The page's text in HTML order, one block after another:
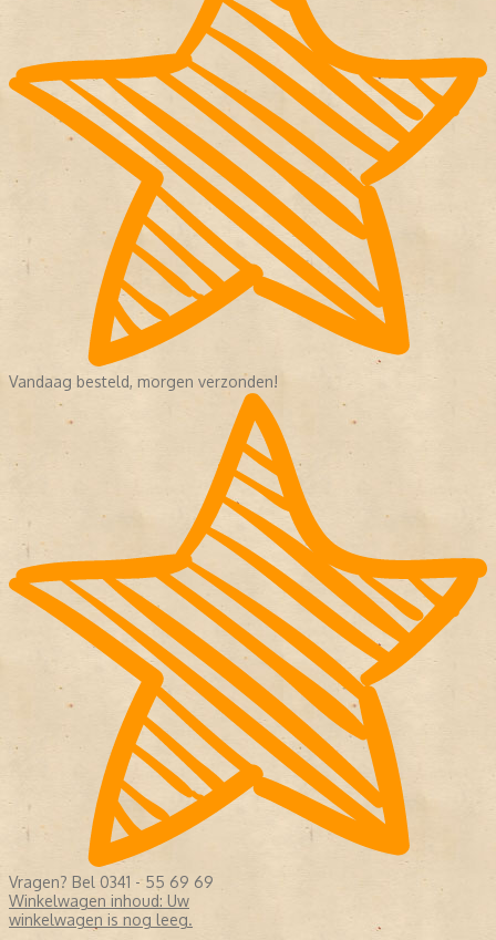
Vandaag besteld, morgen verzonden!
Vragen? Bel 0341 - 55 69 69
Winkelwagen inhoud: Uw
winkelwagen is nog leeg.